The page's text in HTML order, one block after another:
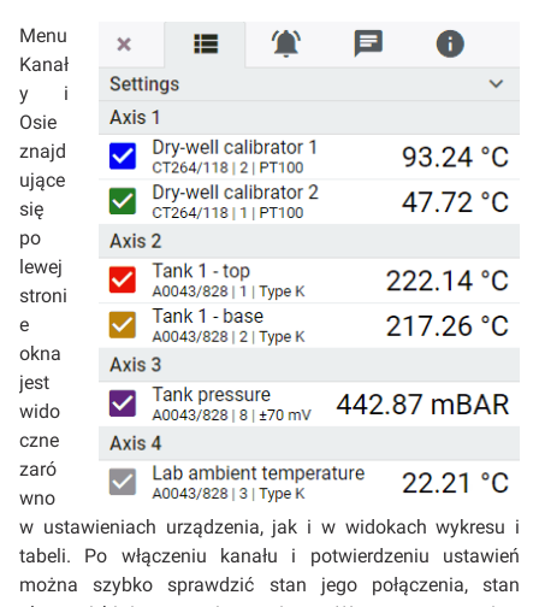
Menu
Kanał
y i
Osie
znajd
ujące
się
po
lewej
stroni
e
okna
jest
wido
czne
zaró
wno
w ustawieniach urządzenia, jak i w widokach wykresu i
tabeli. Po włączeniu kanału i potwierdzeniu ustawień
można szybko sprawdzić stan jego połączenia, stan